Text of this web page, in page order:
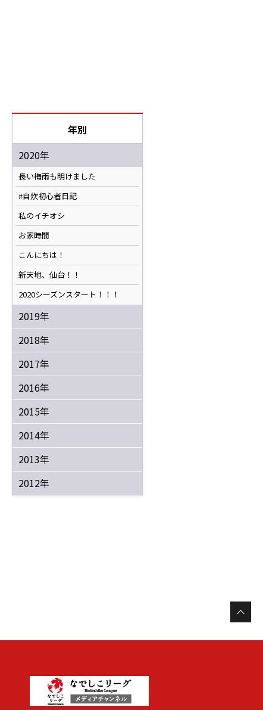
年別
2020年
長い梅雨も明けました
#自炊初心者日記
私のイチオシ
お家時間
こんにちは！
新天地、仙台！！
2020シーズンスタート！！！
2019年
2018年
2017年
2016年
2015年
2014年
2013年
2012年